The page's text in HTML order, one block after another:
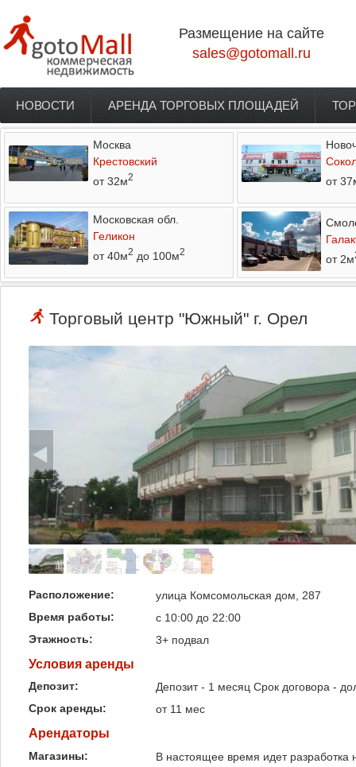
Размещение на сайте
sales@gotomall.ru
Главное меню
НОВОСТИ АРЕНДА ТОРГОВЫХ ПЛОЩАДЕЙ
Москва
Крестовский
от 32м2
от
Московская обл.
Геликон
от 40м2 до 100м2
от 2м
Торговый центр "Южный" г. Орел
Расположение:
улица Комсомольская дом, 287
Время работы:
c 10:00 до 22:00
Этажность:
3+ подвал
Условия аренды
Депозит:
Депозит - 1 месяц Срок договора -
Срок аренды:
от 11 мес
Арендаторы
Магазины: В настоящее время идет разработка